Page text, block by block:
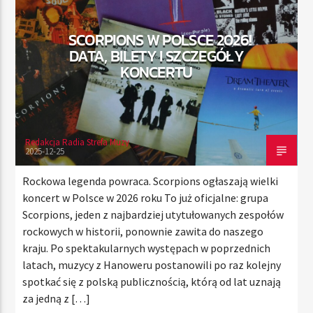
TERAZ
RADIO STREFA MUZY
00:00 21:00
SCORPIONS W POLSCE 2026!
DATA, BILETY I SZCZEGÓŁY
KONCERTU
Redakcja Radia Strefa Muzy
2025-12-25
Rockowa legenda powraca. Scorpions ogłaszają wielki
koncert w Polsce w 2026 roku To już oficjalne: grupa
Scorpions, jeden z najbardziej utytułowanych zespołów
rockowych w historii, ponownie zawita do naszego
kraju. Po spektakularnych występach w poprzednich
latach, muzycy z Hanoweru postanowili po raz kolejny
spotkać się z polską publicznością, którą od lat uznają
za jedną z […]